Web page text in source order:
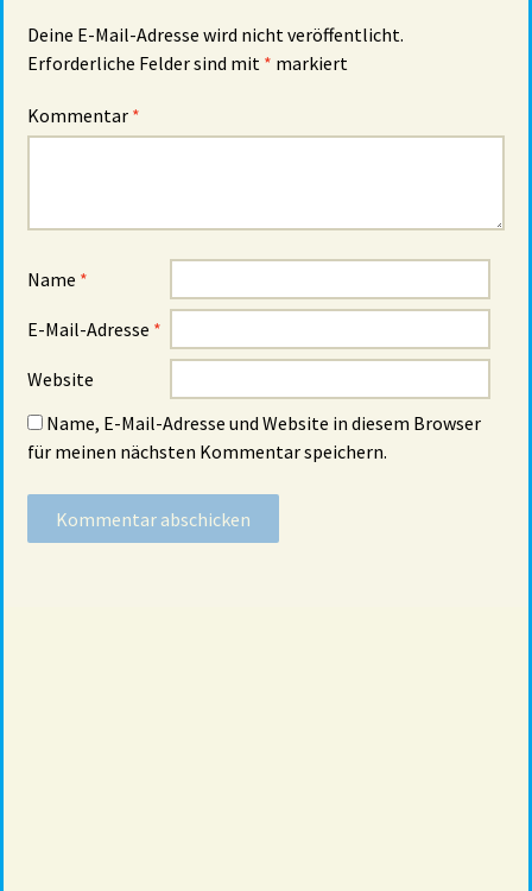
Deine E-Mail-Adresse wird nicht veröffentlicht.
Erforderliche Felder sind mit * markiert
Kommentar *
Name *
E-Mail-Adresse *
Website
Name, E-Mail-Adresse und Website in diesem Browser
für meinen nächsten Kommentar speichern.